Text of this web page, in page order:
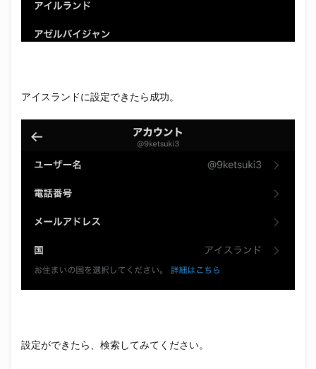
アイスランドに設定できたら成功。
設定ができたら、検索してみてください。